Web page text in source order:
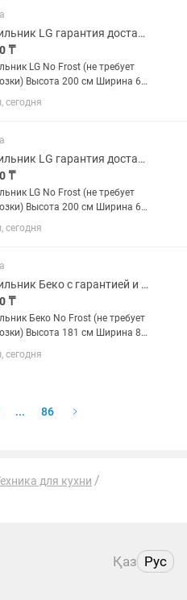
работы. Все
Холодильник LG гарантия доставка
₸
LG No Frost (не требует
см Ширина 60
✅ Продажа б/у
с официальной
с более чем 10 летним...
сегодня
Холодильник LG гарантия доставка
₸
LG No Frost (не требует
см Ширина 60
✅ Продажа б/у
с официальной
с более чем 10 летним...
сегодня
Холодильник Беко с гарантией и доставкой
₸
Беко No Frost (не требует
см Ширина 84
с официальной
сегодня
... 86
для кухни
Қаз Рус